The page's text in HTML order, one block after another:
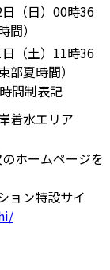
（日）00時36
間）
（土）11時36
部夏時間）
間制表記
着水エリア
ホームページを
ョン特設サイ